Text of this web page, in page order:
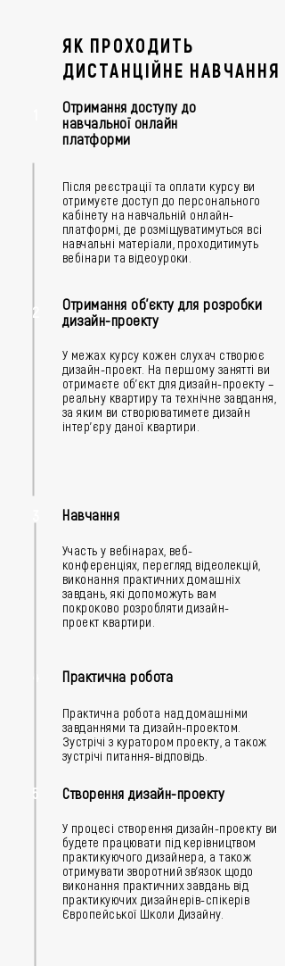
ЯК ПРОХОДИТЬ
ДИСТАНЦІЙНЕ НАВЧАННЯ
Отримання доступу до
навчальної онлайн
платформи
Після реєстрації та оплати курсу ви
отримуєте доступ до персонального
кабінету на навчальній онлайн-
платформі, де розміщуватимуться всі
навчальні матеріали, проходитимуть
вебінари та відеоуроки.
2
Отримання об'єкту для розробки
дизайн-проекту
У межах курсу кожен слухач створює
дизайн-проект. На першому занятті ви
отримаєте об'єкт для дизайн-проекту –
реальну квартиру та технічне завдання,
за яким ви створюватимете дизайн
інтер'єру даної квартири.
Навчання
Участь у вебінарах, веб-
конференціях, перегляд відеолекцій,
виконання практичних домашніх
завдань, які допоможуть вам
покроково розробляти дизайн-
проект квартири.
Практична робота
Практична робота над домашніми
завданнями та дизайн-проектом.
Зустрічі з куратором проекту, а також
зустрічі питання-відповідь.
5 Створення дизайн-проекту
У процесі створення дизайн-проекту ви
будете працювати під керівництвом
практикуючого дизайнера, а також
отримувати зворотний зв'язок щодо
виконання практичних завдань від
практикуючих дизайнерів-спікерів
Європейської Школи Дизайну.